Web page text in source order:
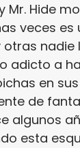
Mr. Hide
veces es
otras nadie
adicto a
en
de
algunos
esta